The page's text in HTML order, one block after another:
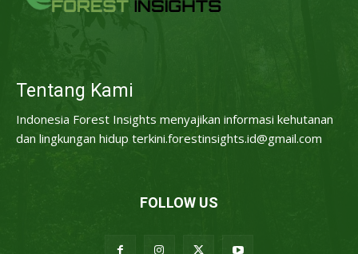
Tentang Kami
Indonesia Forest Insights menyajikan informasi kehutanan
dan lingkungan hidup terkini.forestinsights.id@gmail.com
FOLLOW US